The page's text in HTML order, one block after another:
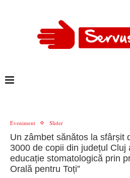
Eveniment Slider
Un zâmbet sănătos la sfârșit
3000 de copii din județul Cluj
educație stomatologică prin
Orală pentru Toți”